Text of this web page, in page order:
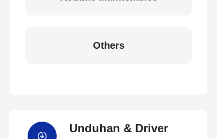
Others
Unduhan & Driver